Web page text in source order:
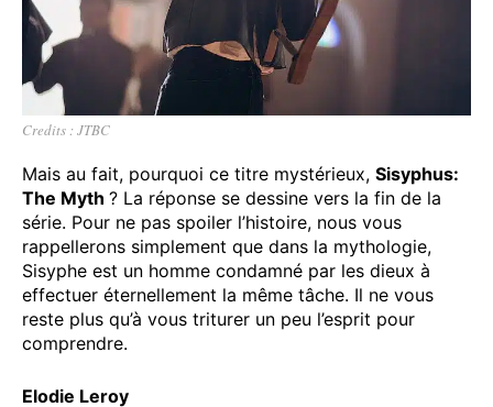
Credits : JTBC
Mais au fait, pourquoi ce titre mystérieux, Sisyphus:
The Myth ? La réponse se dessine vers la fin de la
série. Pour ne pas spoiler l’histoire, nous vous
rappellerons simplement que dans la mythologie,
Sisyphe est un homme condamné par les dieux à
effectuer éternellement la même tâche. Il ne vous
reste plus qu’à vous triturer un peu l’esprit pour
comprendre.
Elodie Leroy